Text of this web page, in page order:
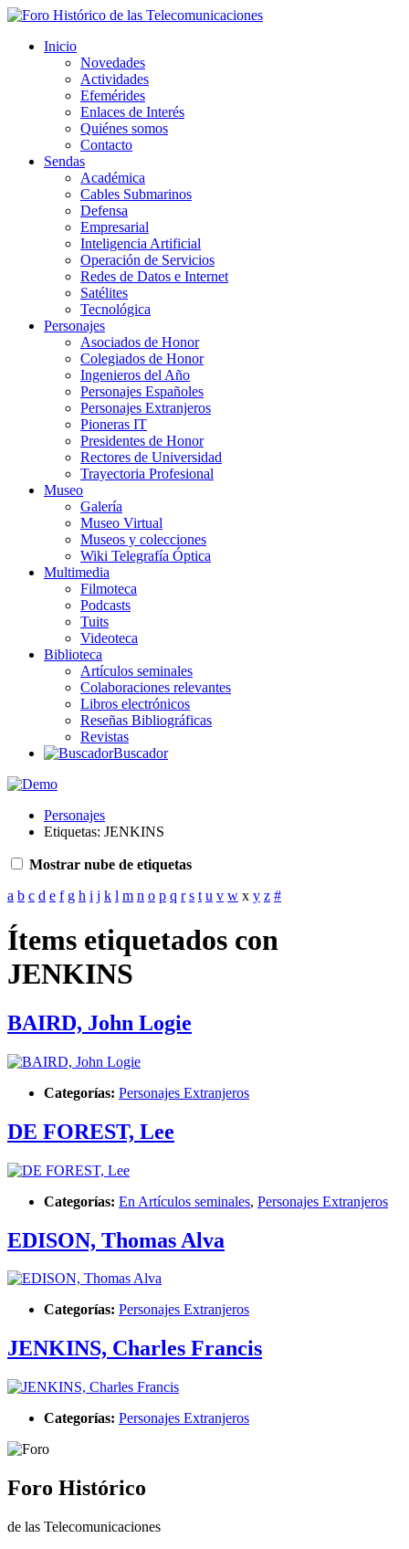
Inicio
Novedades
Actividades
Efemérides
Enlaces de Interés
Quiénes somos
Contacto
Sendas
Académica
Cables Submarinos
Defensa
Empresarial
Inteligencia Artificial
Operación de Servicios
Redes de Datos e Internet
Satélites
Tecnológica
Personajes
Asociados de Honor
Colegiados de Honor
Ingenieros del Año
Personajes Españoles
Personajes Extranjeros
Pioneras IT
Presidentes de Honor
Rectores de Universidad
Trayectoria Profesional
Museo
Galería
Museo Virtual
Museos y colecciones
Wiki Telegrafía Óptica
Multimedia
Filmoteca
Podcasts
Tuits
Videoteca
Biblioteca
Artículos seminales
Colaboraciones relevantes
Libros electrónicos
Reseñas Bibliográficas
Revistas
Buscador
Personajes
Etiquetas: JENKINS
Mostrar nube de etiquetas
a b c d e f g h i j k l m n o p q r s t u v w x y z #
Ítems etiquetados con
JENKINS
BAIRD, John Logie
Categorías: Personajes Extranjeros
DE FOREST, Lee
Categorías: En Artículos seminales, Personajes Extranjeros
EDISON, Thomas Alva
Categorías: Personajes Extranjeros
JENKINS, Charles Francis
Categorías: Personajes Extranjeros
Foro Histórico
de las Telecomunicaciones